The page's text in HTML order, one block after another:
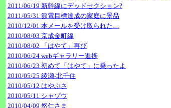
2011/06/19 新幹線にデッドセクション?
2011/05/31 節電目標達成の家庭に景品
2010/12/01 本メールを受け取られた…
2010/08/03 京成金町線
2010/08/02 「はやて」再び
2010/06/24 webギャラリー進捗
2010/06/23 初めて「はやて」に乗ったよ
2010/05/25 綾瀬-北千住
2010/05/12 はやぶさ
2010/05/11 シャゾウ
2010/04/09 悠仁さま